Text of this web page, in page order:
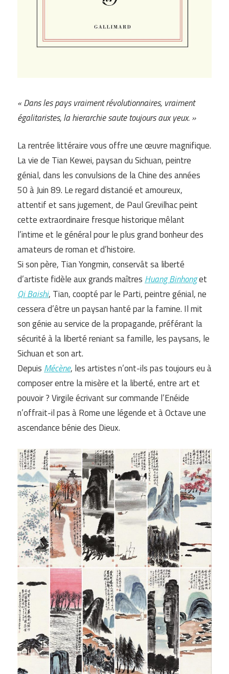
« Dans les pays vraiment révolutionnaires, vraiment
égalitaristes, la hierarchie saute toujours aux yeux. »
La rentrée littéraire vous offre une œuvre magnifique.
La vie de Tian Kewei, paysan du Sichuan, peintre
génial, dans les convulsions de la Chine des années
50 à Juin 89. Le regard distancié et amoureux,
attentif et sans jugement, de Paul Grevilhac peint
cette extraordinaire fresque historique mêlant
l’intime et le général pour le plus grand bonheur des
amateurs de roman et d’histoire.
Si son père, Tian Yongmin, conservât sa liberté
d’artiste fidèle aux grands maîtresHuang Binhonget
Qi Baishi, Tian, coopté par le Parti, peintre génial, ne
cessera d’être un paysan hanté par la famine. Il mit
son génie au service de la propagande, préférant la
sécurité à la liberté reniant sa famille, les paysans, le
Sichuan et son art.
DepuisMécène, les artistes n’ont-ils pas toujours eu à
composer entre la misère et la liberté, entre art et
pouvoir ? Virgile écrivant sur commande l’Enéide
n’offrait-il pas à Rome une légende et à Octave une
ascendance bénie des Dieux.